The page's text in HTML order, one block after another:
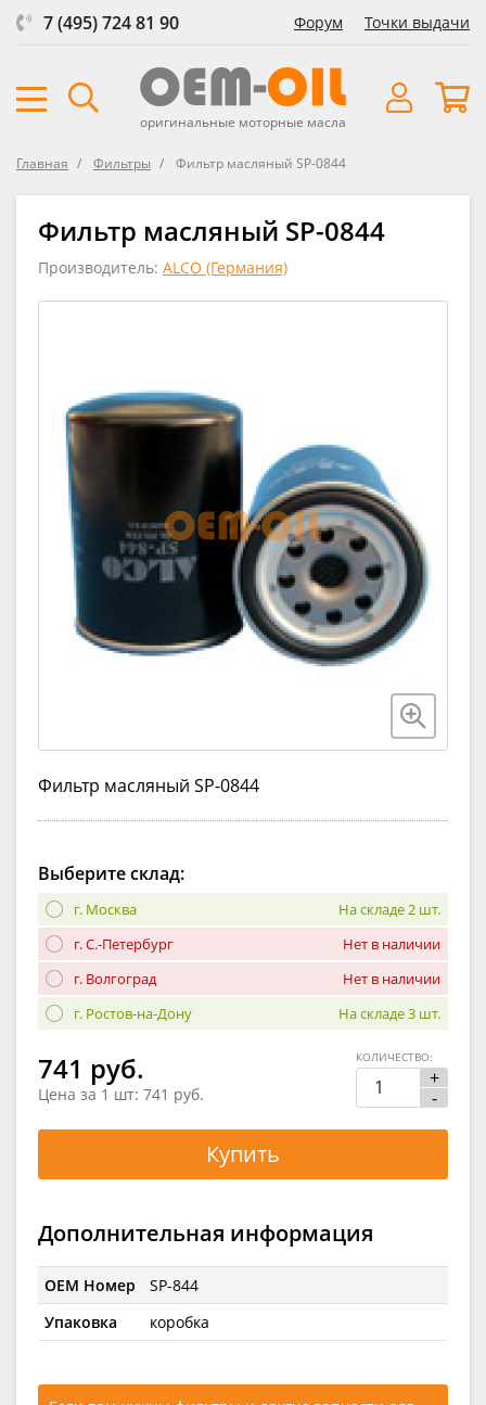
7 (495) 724 81 90 Форум Точки выдачи
оригинальные моторные масла
Главная Фильтры Фильтр масляный SP-0844
Фильтр масляный SP-0844
Производитель: ALCO (Германия)
Фильтр масляный SP-0844
Выберите склад:
г. Москва
На складе 2 шт.
г. С.-Петербург
Нет в наличии
г. Волгоград
Нет в наличии
г. Ростов-на-Дону
На складе 3 шт.
741 руб.
Цена за 1 шт: 741 руб.
+
-
КОЛИЧЕСТВО:
Купить
Дополнительная информация
OEM Номер
SP-844
Упаковка
коробка